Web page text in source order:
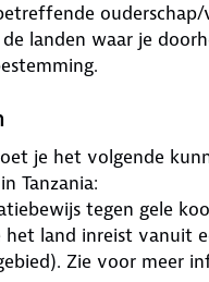
ouderschap/
landen waar je
je het volgende
Tanzania:
tegen gele
het land inreist vanuit
Zie voor meer